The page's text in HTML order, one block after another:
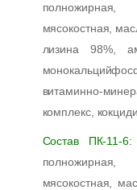
мясокостная,
лизина 98%,
витаминно-
комплекс,
Состав ПК-11-6:
мясокостная,